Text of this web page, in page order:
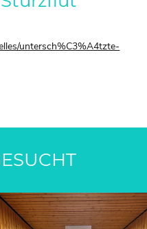
untersch%C3%A4tzte-